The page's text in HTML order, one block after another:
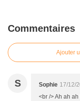
Commentaires
Ajouter
S Sophie 17/12/
<br /> Ah ah